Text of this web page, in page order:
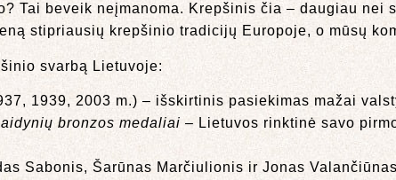
Tai beveik neįmanoma. Krepšinis čia – daugiau nei
stipriausių krepšinio tradicijų Europoje, o mūsų
svarbą Lietuvoje:
1939, 2003 m.) – išskirtinis pasiekimas mažai
bronzos medaliai – Lietuvos rinktinė savo
Sabonis, Šarūnas Marčiulionis ir Jonas